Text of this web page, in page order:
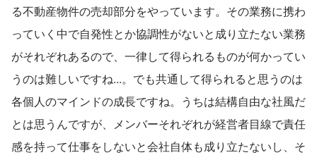
る不動産物件の売却部分をやっています。その業務に携わ
っていく中で自発性とか協調性がないと成り立たない業務
がそれぞれあるので、一律して得られるものが何かってい
うのは難しいですね...。でも共通して得られると思うのは
各個人のマインドの成長ですね。うちは結構自由な社風だ
とは思うんですが、メンバーそれぞれが経営者目線で責任
感を持って仕事をしないと会社自体も成り立たないし、そ